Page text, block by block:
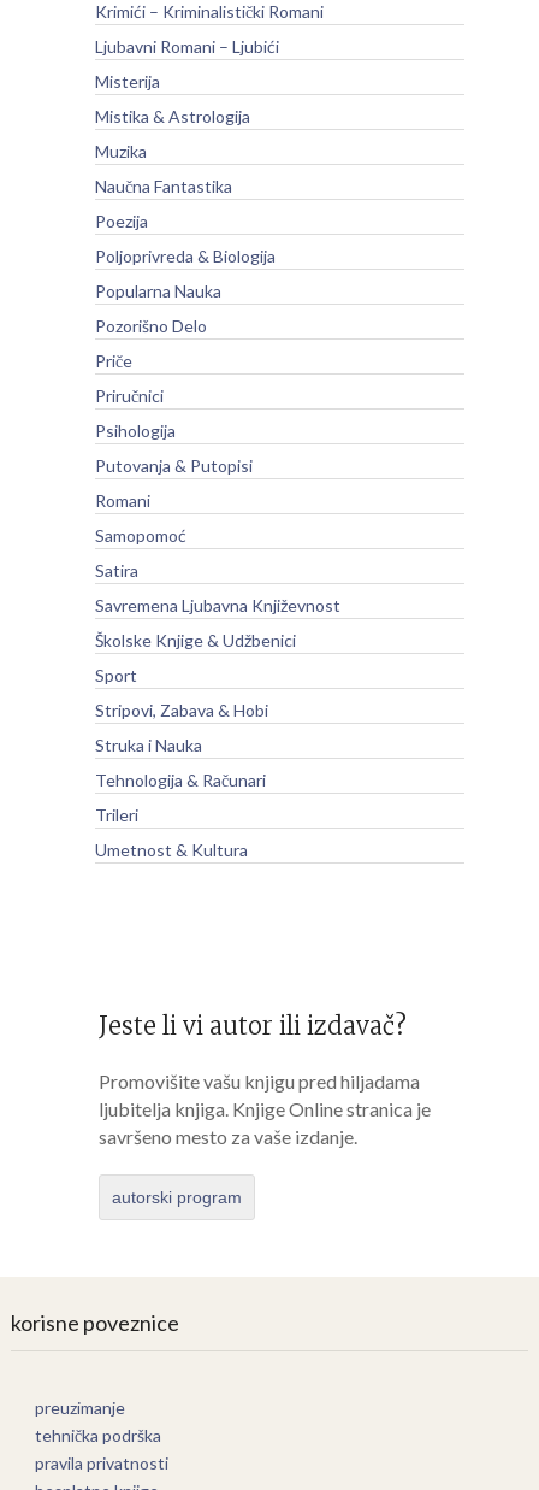
Krimići – Kriminalistički Romani
Ljubavni Romani – Ljubići
Misterija
Mistika & Astrologija
Muzika
Naučna Fantastika
Poezija
Poljoprivreda & Biologija
Popularna Nauka
Pozorišno Delo
Priče
Priručnici
Psihologija
Putovanja & Putopisi
Romani
Samopomoć
Satira
Savremena Ljubavna Književnost
Školske Knjige & Udžbenici
Sport
Stripovi, Zabava & Hobi
Struka i Nauka
Tehnologija & Računari
Trileri
Umetnost & Kultura
Jeste li vi autor ili izdavač?
Promovišite vašu knjigu pred hiljadama
ljubitelja knjiga. Knjige Online stranica je
savršeno mesto za vaše izdanje.
autorski program
korisne poveznice
preuzimanje
tehnička podrška
pravila privatnosti